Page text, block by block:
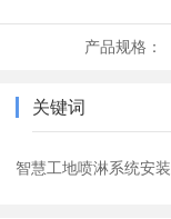
产品规格：
关键词
智慧工地喷淋系统安装